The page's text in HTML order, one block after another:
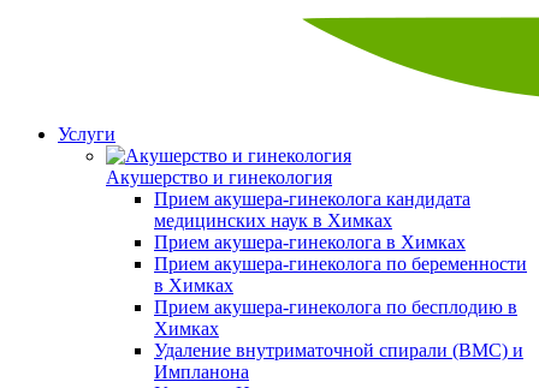
Услуги
Акушерство и гинекология
Прием акушера-гинеколога кандидата
медицинских наук в Химках
Прием акушера-гинеколога в Химках
Прием акушера-гинеколога по беременности
в Химках
Прием акушера-гинеколога по бесплодию в
Химках
Удаление внутриматочной спирали (ВМС) и
Импланона